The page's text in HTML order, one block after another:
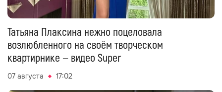
Татьяна Плаксина нежно поцеловала
возлюбленного на своём творческом
квартирнике — видео Super
07 августа 17:02